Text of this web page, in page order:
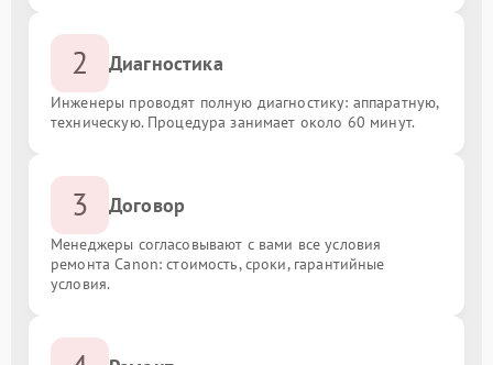
2 Диагностика
Инженеры проводят полную диагностику: аппаратную,
техническую. Процедура занимает около 60 минут.
3 Договор
Менеджеры согласовывают с вами все условия
ремонта Canon: стоимость, сроки, гарантийные
условия.